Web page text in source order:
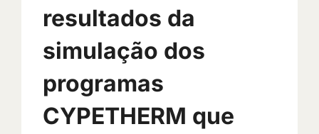
resultados da
simulação dos
programas
CYPETHERM que